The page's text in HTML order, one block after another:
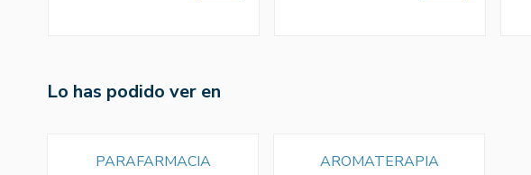
Lo has podido ver en
PARAFARMACIA AROMATERAPIA